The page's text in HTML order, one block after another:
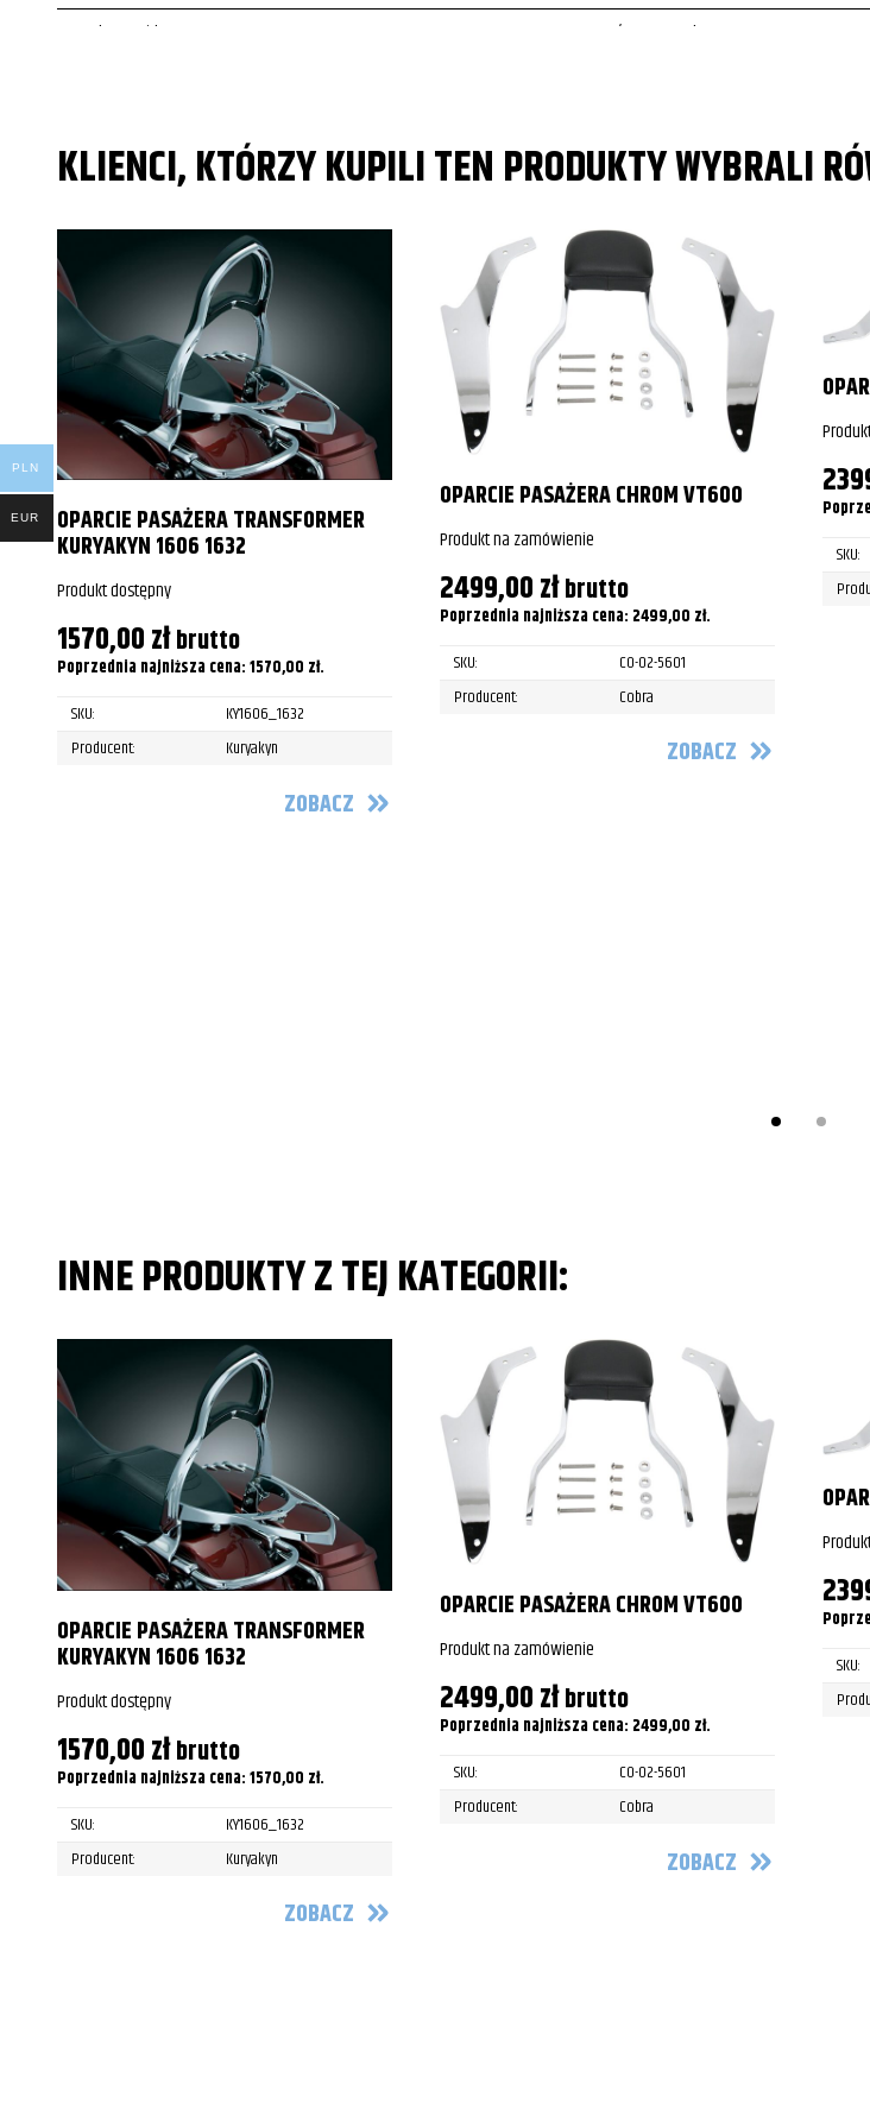
Harley-Davidson
FXBR/FXBRS Breakout
KLIENCI, KTÓRZY KUPILI TEN PRODUKTY WYBRALI
OPARCIE PASAŻERA TRANSFORMER
KURYAKYN 1606 1632
Produkt dostępny
1570,00złbrutto
Poprzednia najniższa cena:1570,00 zł.
SKU:
KY1606_1632
Producent:
Kuryakyn
ZOBACZ
OPARCIE PASAŻERA CHROM VT600
Produkt na zamówienie
2499,00złbrutto
Poprzednia najniższa cena: 2499,00 zł.
SKU:
CO-02-5601
Producent:
Cobra
ZOBACZ
SKU:
INNE PRODUKTY Z TEJ KATEGORII:
OPARCIE PASAŻERA TRANSFORMER
KURYAKYN 1606 1632
Produkt dostępny
1570,00złbrutto
Poprzednia najniższa cena:1570,00 zł.
SKU:
KY1606_1632
Producent:
Kuryakyn
ZOBACZ
OPARCIE PASAŻERA CHROM VT600
Produkt na zamówienie
2499,00złbrutto
Poprzednia najniższa cena: 2499,00 zł.
SKU:
CO-02-5601
Producent:
Cobra
ZOBACZ
SKU:
PLN
EUR